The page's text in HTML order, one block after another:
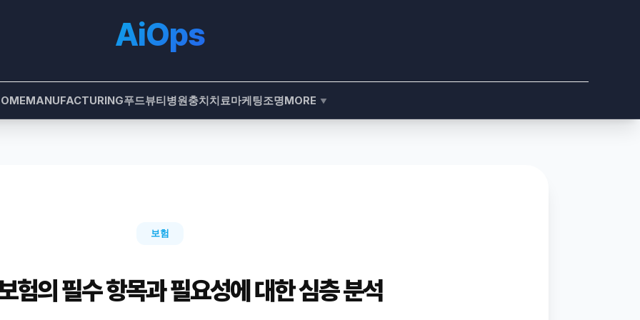
AiOps
MANUFACTURING푸드뷰티병원충치치료마케팅조명MORE ▼
보험
험의 필수 항목과 필요성에 대한 심층 분석